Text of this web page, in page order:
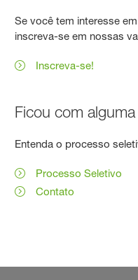
Se você tem interesse
inscreva-se em nossas
Inscreva-se!
Ficou com
Entenda o processo
Processo Seletivo
Contato